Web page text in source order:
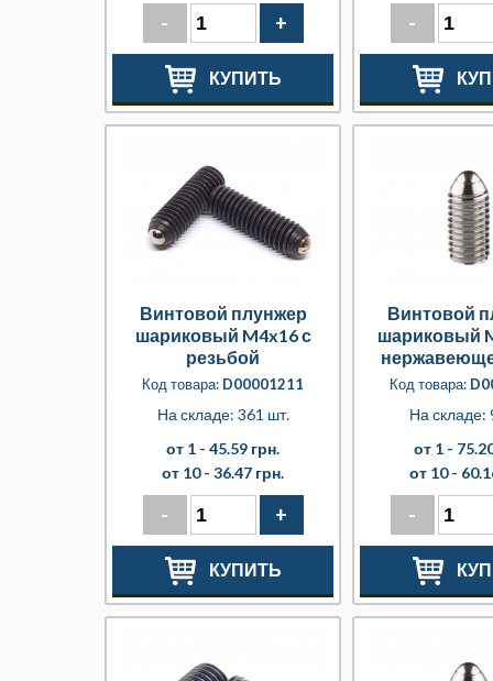
- +
КУПИТЬ
-
Винтовой плунжер
шариковый M4x16 с
резьбой
Код товара: D00001211
На складе: 361 шт.
от 1 - 45.59 грн.
от 10 - 36.47 грн.
- +
КУПИТЬ
Винтовой
шариковый
Код товара:
На складе:
от 1 -
от 10 -
-